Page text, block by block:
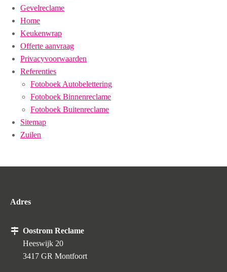
Gevelreclame
Home
Keukenwrap
Offerte aanvraag
Privacyvoorwaarden
Referenties
Fotoboek Autobelettering
Fotoboek Binnenreclame
Fotoboek Buitenreclame
Sitemap
Zuilen
Adres
Oostrom Reclame
Heeswijk 20
3417 GR Montfoort